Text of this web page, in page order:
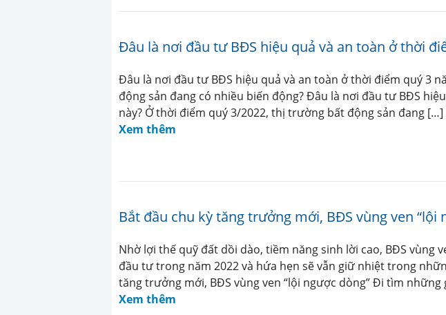
Đâu là nơi đầu tư BĐS hiệu quả và an toàn ở thời
Đâu là nơi đầu tư BĐS hiệu quả và an toàn ở thời điểm quý 3
động sản đang có nhiều biến động? Đâu là nơi đầu tư BĐS
này? Ở thời điểm quý 3/2022, thị trường bất động sản đang […]
Xem thêm
Bắt đầu chu kỳ tăng trưởng mới, BĐS vùng ven “lội
Nhờ lợi thế quỹ đất dồi dào, tiềm năng sinh lời cao, BĐS vùng
đầu tư trong năm 2022 và hứa hẹn sẽ vẫn giữ nhiệt trong
tăng trưởng mới, BĐS vùng ven “lội ngược dòng” Đi tìm
Xem thêm